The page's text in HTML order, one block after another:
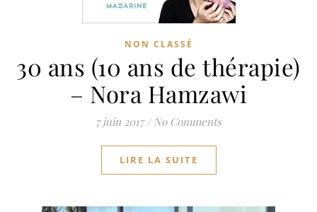
NON CLASSÉ
30 ans (10 ans de thérapie)
– Nora Hamzawi
7 juin 2017 / No Comments
LIRE LA SUITE